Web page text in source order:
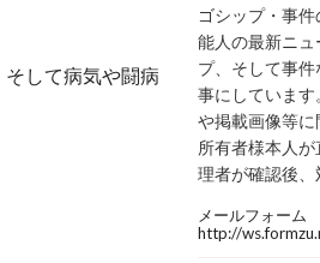
して病気や闘病
ゴシップ・事
能人の最新ニ
プ、そして事
事にしていま
や掲載画像等
所有者様本人
理者が確認後、
メールフォーム
http://